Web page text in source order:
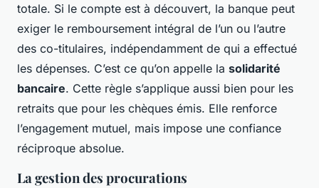
totale. Si le compte est à découvert, la banque peut
exiger le remboursement intégral de l’un ou l’autre
des co-titulaires, indépendamment de qui a effectué
les dépenses. C’est ce qu’on appelle la solidarité
bancaire. Cette règle s’applique aussi bien pour les
retraits que pour les chèques émis. Elle renforce
l’engagement mutuel, mais impose une confiance
réciproque absolue.
La gestion des procurations